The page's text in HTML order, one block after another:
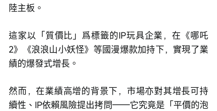
陸主板。
這家以「質價比」爲標籤的IP玩具企業，在《哪吒
2》《浪浪山小妖怪》等國漫爆款加持下，實現了業
績的爆發式增長。
然而，在業績高增的背景下，市場亦對其增長可持
續性、IP依賴風險提出拷問——它究竟是「平價的泡